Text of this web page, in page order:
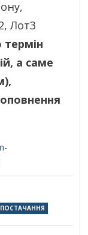
Лот3
а саме